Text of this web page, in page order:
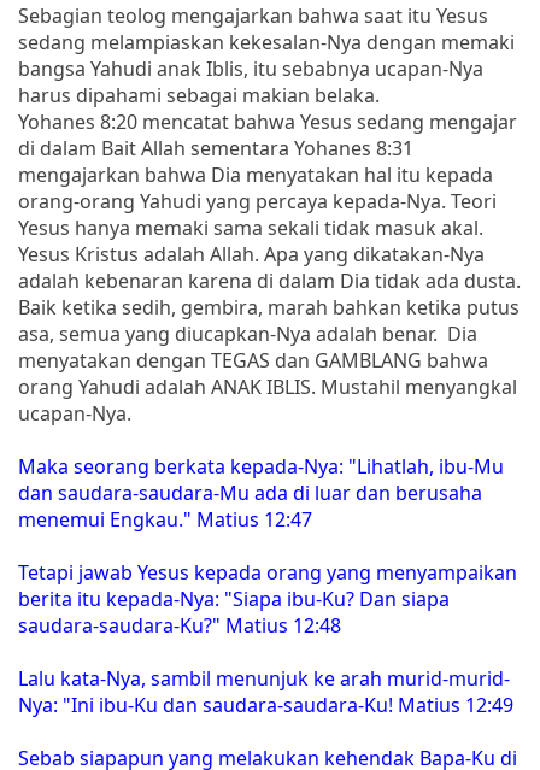
Sebagian teolog mengajarkan bahwa saat itu Yesus
sedang melampiaskan kekesalan-Nya dengan memaki
bangsa Yahudi anak Iblis, itu sebabnya ucapan-Nya
harus dipahami sebagai makian belaka.
Yohanes 8:20 mencatat bahwa Yesus sedang mengajar
di dalam Bait Allah sementara Yohanes 8:31
mengajarkan bahwa Dia menyatakan hal itu kepada
orang-orang Yahudi yang percaya kepada-Nya. Teori
Yesus hanya memaki sama sekali tidak masuk akal.
Yesus Kristus adalah Allah. Apa yang dikatakan-Nya
adalah kebenaran karena di dalam Dia tidak ada dusta.
Baik ketika sedih, gembira, marah bahkan ketika putus
asa, semua yang diucapkan-Nya adalah benar. Dia
menyatakan dengan TEGAS dan GAMBLANG bahwa
orang Yahudi adalah ANAK IBLIS. Mustahil menyangkal
ucapan-Nya.
Maka seorang berkata kepada-Nya: "Lihatlah, ibu-Mu
dan saudara-saudara-Mu ada di luar dan berusaha
menemui Engkau." Matius 12:47
Tetapi jawab Yesus kepada orang yang menyampaikan
berita itu kepada-Nya: "Siapa ibu-Ku? Dan siapa
saudara-saudara-Ku?" Matius 12:48
Lalu kata-Nya, sambil menunjuk ke arah murid-murid-
Nya: "Ini ibu-Ku dan saudara-saudara-Ku! Matius 12:49
Sebab siapapun yang melakukan kehendak Bapa-Ku di